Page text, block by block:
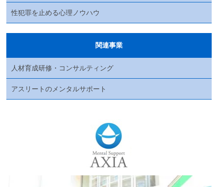
性犯罪を止める心理ノウハウ
関連事業
人材育成研修・コンサルティング
アスリートのメンタルサポート